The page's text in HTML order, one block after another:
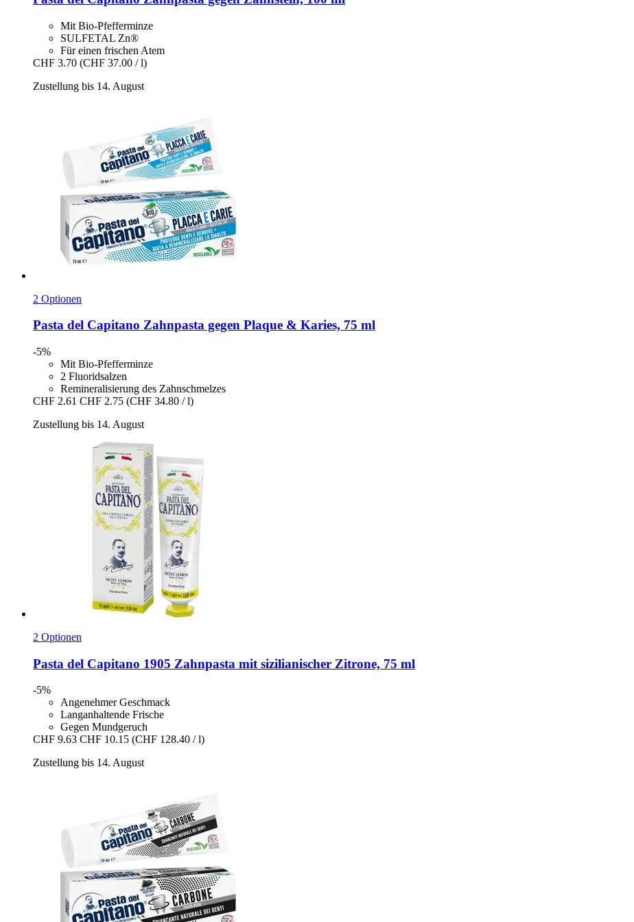
Mit Bio-Pfefferminze
SULFETAL Zn®
Für einen frischen Atem
CHF 3.70 (CHF 37.00 / l)
Zustellung bis 14. August
2 Optionen
Pasta del Capitano Zahnpasta gegen Plaque & Karies, 75 ml
-5%
Mit Bio-Pfefferminze
2 Fluoridsalzen
Remineralisierung des Zahnschmelzes
CHF 2.61 CHF 2.75 (CHF 34.80 / l)
Zustellung bis 14. August
2 Optionen
Pasta del Capitano 1905 Zahnpasta mit sizilianischer Zitrone, 75 ml
-5%
Angenehmer Geschmack
Langanhaltende Frische
Gegen Mundgeruch
CHF 9.63 CHF 10.15 (CHF 128.40 / l)
Zustellung bis 14. August